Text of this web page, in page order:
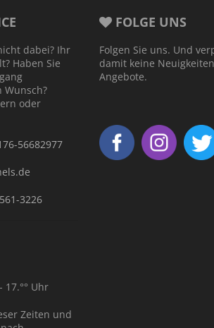
dabei? Ihr
Haben Sie
oder
56682977
3226
17.°° Uhr
Zeiten und
FOLGE UNS
Folgen Sie uns. Und
damit keine
Angebote.